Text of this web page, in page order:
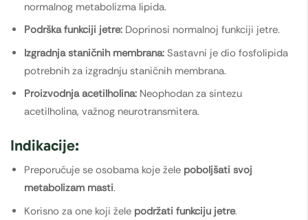
normalnog metabolizma lipida.
Podrška funkciji jetre: Doprinosi normalnoj funkciji jetre.
Izgradnja staničnih membrana: Sastavni je dio fosfolipida
potrebnih za izgradnju staničnih membrana.
Proizvodnja acetilholina: Neophodan za sintezu
acetilholina, važnog neurotransmitera.
Indikacije:
Preporučuje se osobama koje žele poboljšati svoj
metabolizam masti.
Korisno za one koji žele podržati funkciju jetre.